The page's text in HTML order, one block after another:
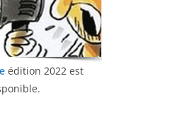
édition 2022 est